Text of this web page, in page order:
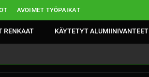
AVOIMET TYÖPAIKAT
RENKAAT KÄYTETYT ALUMIINIVANTEET